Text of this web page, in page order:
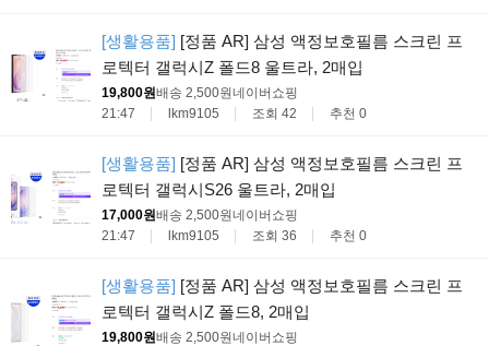
[생활용품] [정품 AR] 삼성 액정보호필름 스크린 프
로텍터 갤럭시Z 폴드8 울트라, 2매입
19,800원배송 2,500원네이버쇼핑
21:47
lkm9105 조회 42 추천 0
[생활용품] [정품 AR] 삼성 액정보호필름 스크린 프
로텍터 갤럭시S26 울트라, 2매입
17,000원배송 2,500원네이버쇼핑
21:47
lkm9105 조회 36 추천 0
[생활용품] [정품 AR] 삼성 액정보호필름 스크린 프
로텍터 갤럭시Z 폴드8, 2매입
19,800원배송 2,500원네이버쇼핑